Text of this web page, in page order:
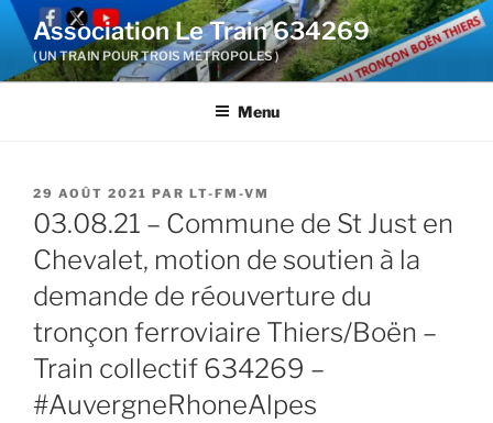
Aller
contenu
Association Le Train 634269
( UN TRAIN POUR TROIS METROPOLES )
Menu
PUBLIÉ
LE
29 AOÛT 2021 PAR LT-FM-VM
03.08.21 – Commune de St Just en
Chevalet, motion de soutien à la
demande de réouverture du
tronçon ferroviaire Thiers/Boën –
Train collectif 634269 –
#AuvergneRhoneAlpes